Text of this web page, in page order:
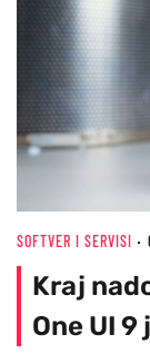
SOFTVER I SERVISI
Kraj
One UI